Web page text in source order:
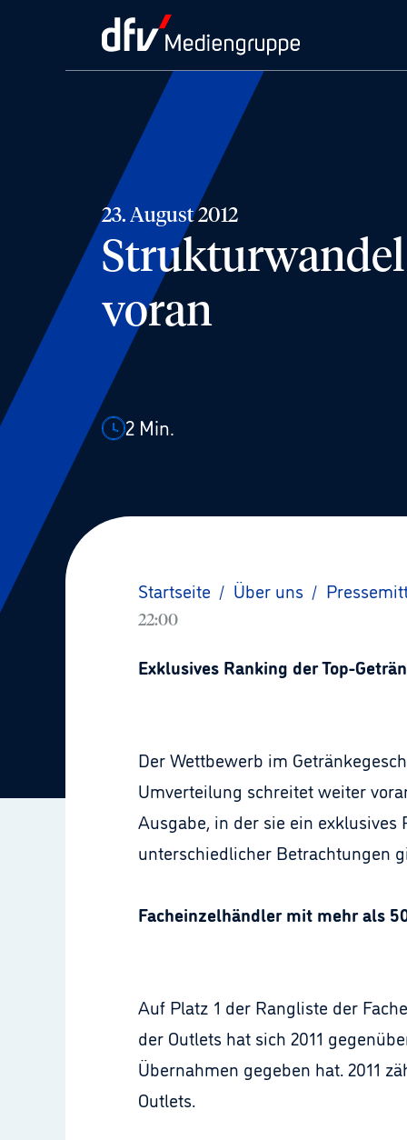
23. August 2012
voran
2 Min.
Startseite / Über uns /
22:00
Exklusives Ranking der Top-
Der Wettbewerb im
Umverteilung schreitet weiter
Ausgabe, in der sie ein
unterschiedlicher Betrachtungen
Facheinzelhändler mit mehr als
Auf Platz 1 der Rangliste der
der Outlets hat sich 2011
Übernahmen gegeben hat. 2011
Outlets.